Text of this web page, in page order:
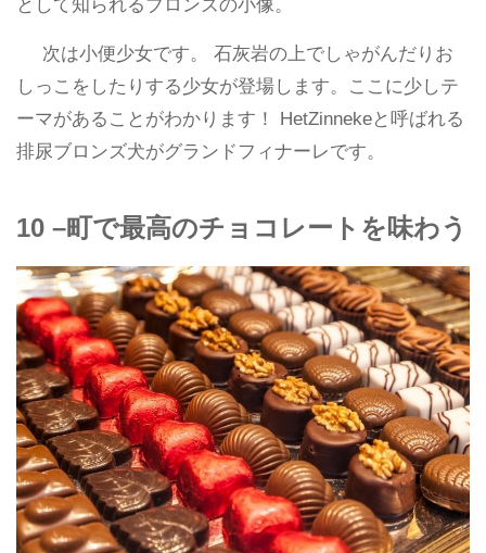
として知られるブロンズの小像。
次は小便少女です。 石灰岩の上でしゃがんだりお
しっこをしたりする少女が登場します。ここに少しテ
ーマがあることがわかります！ HetZinnekeと呼ばれる
排尿ブロンズ犬がグランドフィナーレです。
10 –町で最高のチョコレートを味わう